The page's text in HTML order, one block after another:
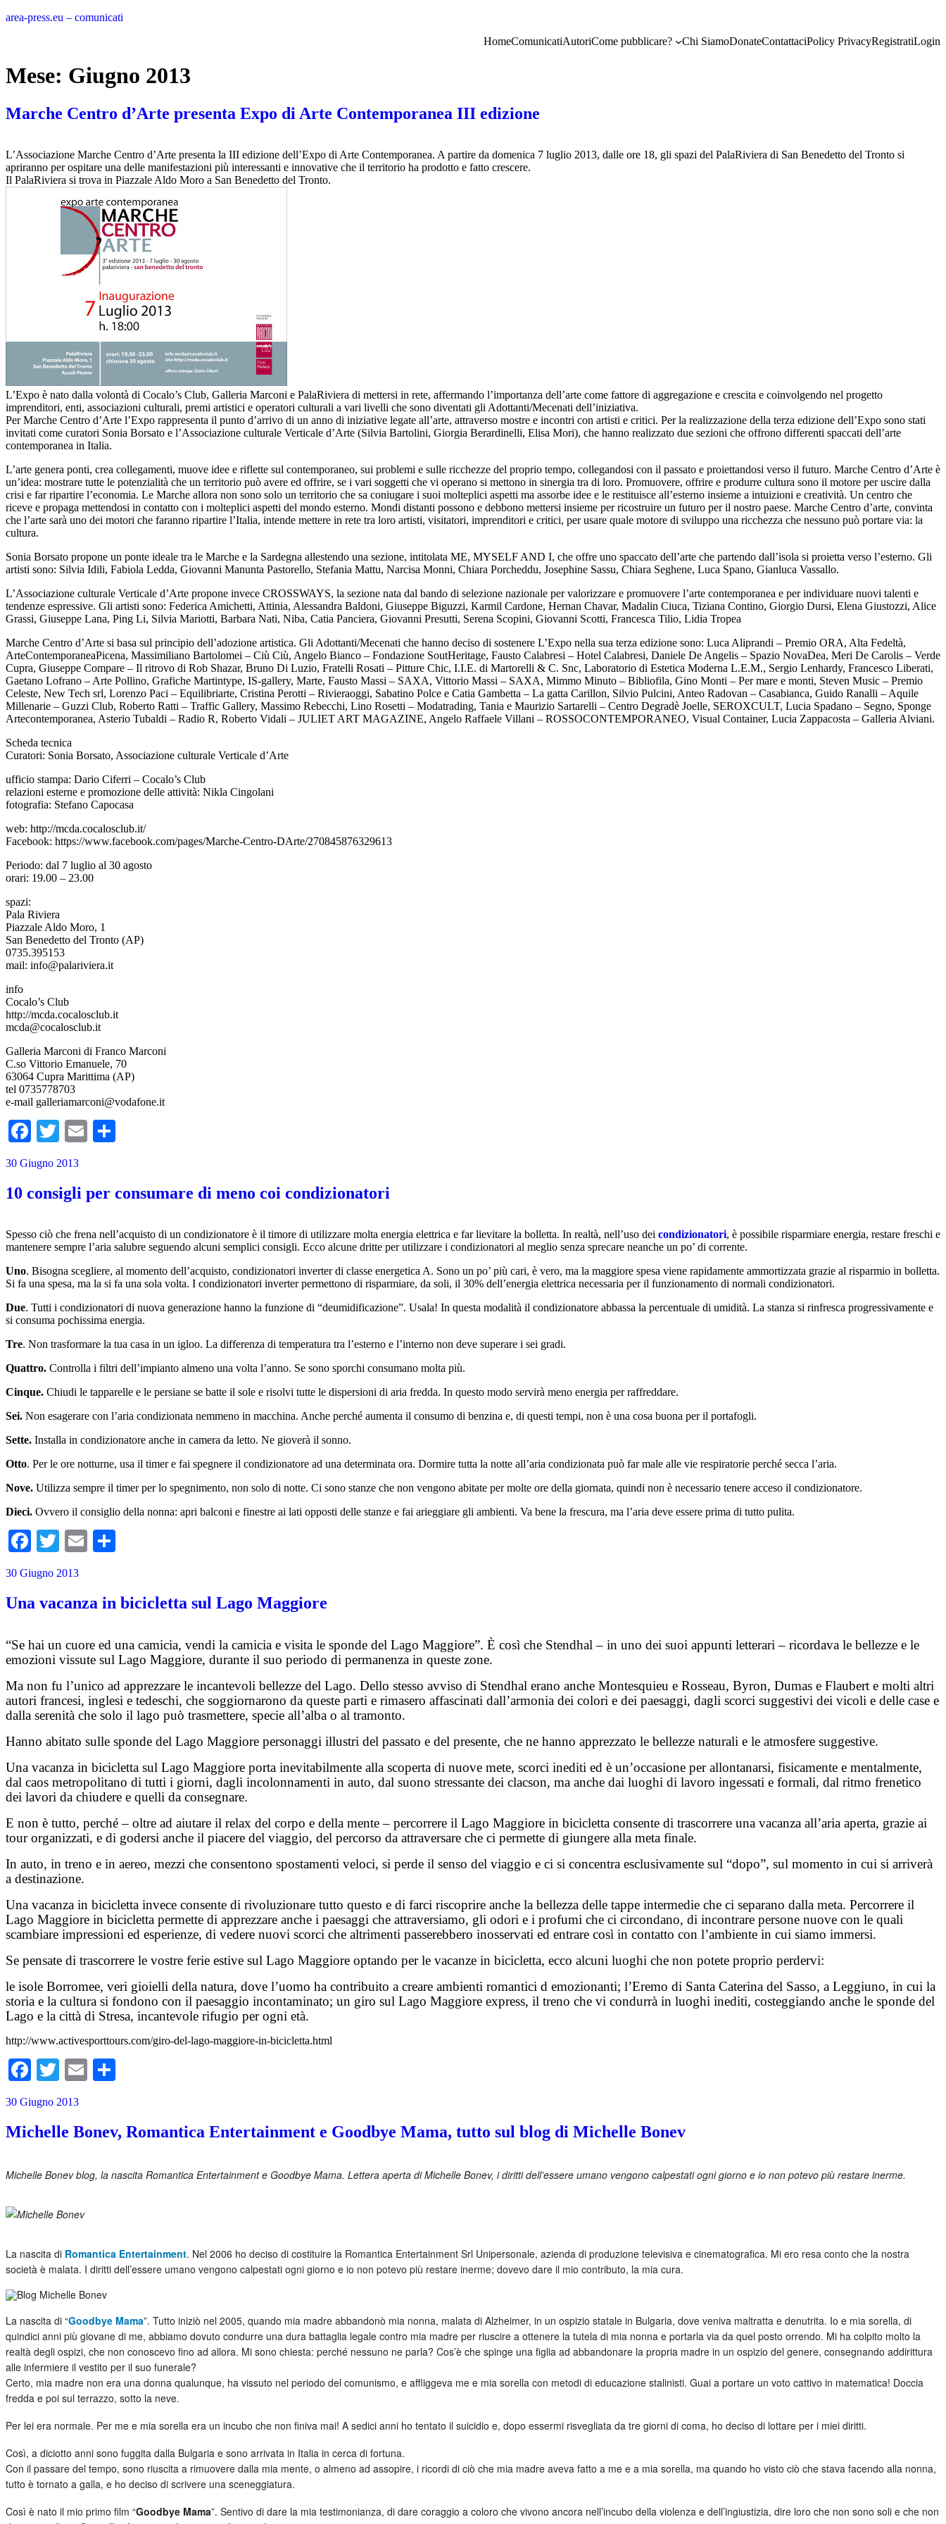
Vai
area-press.eu – comunicati
HomeComunicatiAutoriCome pubblicare? Chi SiamoDonateContattaciPolicy PrivacyRegistratiLogin
Mese: Giugno 2013
Marche Centro d’Arte presenta Expo di Arte Contemporanea III edizione
L’Associazione Marche Centro d’Arte presenta la III edizione dell’Expo di Arte Contemporanea. A partire da domenica 7 luglio 2013, dalle ore 18, gli spazi del PalaRiviera di San Benedetto del Tronto si
apriranno per ospitare una delle manifestazioni più interessanti e innovative che il territorio ha prodotto e fatto crescere.
Il PalaRiviera si trova in Piazzale Aldo Moro a San Benedetto del Tronto.
L’Expo è nato dalla volontà di Cocalo’s Club, Galleria Marconi e PalaRiviera di mettersi in rete, affermando l’importanza dell’arte come fattore di aggregazione e crescita e coinvolgendo nel progetto
imprenditori, enti, associazioni culturali, premi artistici e operatori culturali a vari livelli che sono diventati gli Adottanti/Mecenati dell’iniziativa.
Per Marche Centro d’Arte l’Expo rappresenta il punto d’arrivo di un anno di iniziative legate all’arte, attraverso mostre e incontri con artisti e critici. Per la realizzazione della terza edizione dell’Expo sono stati
invitati come curatori Sonia Borsato e l’Associazione culturale Verticale d’Arte (Silvia Bartolini, Giorgia Berardinelli, Elisa Mori), che hanno realizzato due sezioni che offrono differenti spaccati dell’arte
contemporanea in Italia.
L’arte genera ponti, crea collegamenti, muove idee e riflette sul contemporaneo, sui problemi e sulle ricchezze del proprio tempo, collegandosi con il passato e proiettandosi verso il futuro. Marche Centro d’Arte è
un’idea: mostrare tutte le potenzialità che un territorio può avere ed offrire, se i vari soggetti che vi operano si mettono in sinergia tra di loro. Promuovere, offrire e produrre cultura sono il motore per uscire dalla
crisi e far ripartire l’economia. Le Marche allora non sono solo un territorio che sa coniugare i suoi molteplici aspetti ma assorbe idee e le restituisce all’esterno insieme a intuizioni e creatività. Un centro che
riceve e propaga mettendosi in contatto con i molteplici aspetti del mondo esterno. Mondi distanti possono e debbono mettersi insieme per ricostruire un futuro per il nostro paese. Marche Centro d’arte, convinta
che l’arte sarà uno dei motori che faranno ripartire l’Italia, intende mettere in rete tra loro artisti, visitatori, imprenditori e critici, per usare quale motore di sviluppo una ricchezza che nessuno può portare via: la
cultura.
Sonia Borsato propone un ponte ideale tra le Marche e la Sardegna allestendo una sezione, intitolata ME, MYSELF AND I, che offre uno spaccato dell’arte che partendo dall’isola si proietta verso l’esterno. Gli
artisti sono: Silvia Idili, Fabiola Ledda, Giovanni Manunta Pastorello, Stefania Mattu, Narcisa Monni, Chiara Porcheddu, Josephine Sassu, Chiara Seghene, Luca Spano, Gianluca Vassallo.
L’Associazione culturale Verticale d’Arte propone invece CROSSWAYS, la sezione nata dal bando di selezione nazionale per valorizzare e promuovere l’arte contemporanea e per individuare nuovi talenti e
tendenze espressive. Gli artisti sono: Federica Amichetti, Attinia, Alessandra Baldoni, Giuseppe Biguzzi, Karmil Cardone, Hernan Chavar, Madalin Ciuca, Tiziana Contino, Giorgio Dursi, Elena Giustozzi, Alice
Grassi, Giuseppe Lana, Ping Li, Silvia Mariotti, Barbara Nati, Niba, Catia Panciera, Giovanni Presutti, Serena Scopini, Giovanni Scotti, Francesca Tilio, Lidia Tropea
Marche Centro d’Arte si basa sul principio dell’adozione artistica. Gli Adottanti/Mecenati che hanno deciso di sostenere L’Expo nella sua terza edizione sono: Luca Aliprandi – Premio ORA, Alta Fedeltà,
ArteContemporaneaPicena, Massimiliano Bartolomei – Ciù Ciù, Angelo Bianco – Fondazione SoutHeritage, Fausto Calabresi – Hotel Calabresi, Daniele De Angelis – Spazio NovaDea, Meri De Carolis – Verde
Cupra, Giuseppe Compare – Il ritrovo di Rob Shazar, Bruno Di Luzio, Fratelli Rosati – Pitture Chic, I.I.E. di Martorelli & C. Snc, Laboratorio di Estetica Moderna L.E.M., Sergio Lenhardy, Francesco Liberati,
Gaetano Lofrano – Arte Pollino, Grafiche Martintype, IS-gallery, Marte, Fausto Massi – SAXA, Vittorio Massi – SAXA, Mimmo Minuto – Bibliofila, Gino Monti – Per mare e monti, Steven Music – Premio
Celeste, New Tech srl, Lorenzo Paci – Equilibriarte, Cristina Perotti – Rivieraoggi, Sabatino Polce e Catia Gambetta – La gatta Carillon, Silvio Pulcini, Anteo Radovan – Casabianca, Guido Ranalli – Aquile
Millenarie – Guzzi Club, Roberto Ratti – Traffic Gallery, Massimo Rebecchi, Lino Rosetti – Modatrading, Tania e Maurizio Sartarelli – Centro Degradè Joelle, SEROXCULT, Lucia Spadano – Segno, Sponge
Artecontemporanea, Asterio Tubaldi – Radio R, Roberto Vidali – JULIET ART MAGAZINE, Angelo Raffaele Villani – ROSSOCONTEMPORANEO, Visual Container, Lucia Zappacosta – Galleria Alviani.
Scheda tecnica
Curatori: Sonia Borsato, Associazione culturale Verticale d’Arte
ufficio stampa: Dario Ciferri – Cocalo’s Club
relazioni esterne e promozione delle attività: Nikla Cingolani
fotografia: Stefano Capocasa
web: http://mcda.cocalosclub.it/
Facebook: https://www.facebook.com/pages/Marche-Centro-DArte/270845876329613
Periodo: dal 7 luglio al 30 agosto
orari: 19.00 – 23.00
spazi:
Pala Riviera
Piazzale Aldo Moro, 1
San Benedetto del Tronto (AP)
0735.395153
mail: info@palariviera.it
info
Cocalo’s Club
http://mcda.cocalosclub.it
mcda@cocalosclub.it
Galleria Marconi di Franco Marconi
C.so Vittorio Emanuele, 70
63064 Cupra Marittima (AP)
tel 0735778703
e-mail galleriamarconi@vodafone.it
Facebook
TwitterEmail
30 Giugno 2013
10 consigli per consumare di meno coi condizionatori
Spesso ciò che frena nell’acquisto di un condizionatore è il timore di utilizzare molta energia elettrica e far lievitare la bolletta. In realtà, nell’uso dei condizionatori, è possibile risparmiare energia, restare freschi e
mantenere sempre l’aria salubre seguendo alcuni semplici consigli. Ecco alcune dritte per utilizzare i condizionatori al meglio senza sprecare neanche un po’ di corrente.
Uno. Bisogna scegliere, al momento dell’acquisto, condizionatori inverter di classe energetica A. Sono un po’ più cari, è vero, ma la maggiore spesa viene rapidamente ammortizzata grazie al risparmio in bolletta.
Si fa una spesa, ma la si fa una sola volta. I condizionatori inverter permettono di risparmiare, da soli, il 30% dell’energia elettrica necessaria per il funzionamento di normali condizionatori.
Due. Tutti i condizionatori di nuova generazione hanno la funzione di “deumidificazione”. Usala! In questa modalità il condizionatore abbassa la percentuale di umidità. La stanza si rinfresca progressivamente e
si consuma pochissima energia.
Tre. Non trasformare la tua casa in un igloo. La differenza di temperatura tra l’esterno e l’interno non deve superare i sei gradi.
Quattro. Controlla i filtri dell’impianto almeno una volta l’anno. Se sono sporchi consumano molta più.
Cinque. Chiudi le tapparelle e le persiane se batte il sole e risolvi tutte le dispersioni di aria fredda. In questo modo servirà meno energia per raffreddare.
Sei. Non esagerare con l’aria condizionata nemmeno in macchina. Anche perché aumenta il consumo di benzina e, di questi tempi, non è una cosa buona per il portafogli.
Sette. Installa in condizionatore anche in camera da letto. Ne gioverà il sonno.
Otto. Per le ore notturne, usa il timer e fai spegnere il condizionatore ad una determinata ora. Dormire tutta la notte all’aria condizionata può far male alle vie respiratorie perché secca l’aria.
Nove. Utilizza sempre il timer per lo spegnimento, non solo di notte. Ci sono stanze che non vengono abitate per molte ore della giornata, quindi non è necessario tenere acceso il condizionatore.
Dieci. Ovvero il consiglio della nonna: apri balconi e finestre ai lati opposti delle stanze e fai arieggiare gli ambienti. Va bene la frescura, ma l’aria deve essere prima di tutto pulita.
Facebook
Twitter
Email
30 Giugno 2013
Una vacanza in bicicletta sul Lago Maggiore
“Se hai un cuore ed una camicia, vendi la camicia e visita le sponde del Lago Maggiore”. È così che Stendhal – in uno dei suoi appunti letterari – ricordava le bellezze e le
emozioni vissute sul Lago Maggiore, durante il suo periodo di permanenza in queste zone.
Ma non fu l’unico ad apprezzare le incantevoli bellezze del Lago. Dello stesso avviso di Stendhal erano anche Montesquieu e Rosseau, Byron, Dumas e Flaubert e molti altri
autori francesi, inglesi e tedeschi, che soggiornarono da queste parti e rimasero affascinati dall’armonia dei colori e dei paesaggi, dagli scorci suggestivi dei vicoli e delle case e
dalla serenità che solo il lago può trasmettere, specie all’alba o al tramonto.
Hanno abitato sulle sponde del Lago Maggiore personaggi illustri del passato e del presente, che ne hanno apprezzato le bellezze naturali e le atmosfere suggestive.
Una vacanza in bicicletta sul Lago Maggiore porta inevitabilmente alla scoperta di nuove mete, scorci inediti ed è un’occasione per allontanarsi, fisicamente e mentalmente,
dal caos metropolitano di tutti i giorni, dagli incolonnamenti in auto, dal suono stressante dei clacson, ma anche dai luoghi di lavoro ingessati e formali, dal ritmo frenetico
dei lavori da chiudere e quelli da consegnare.
E non è tutto, perché – oltre ad aiutare il relax del corpo e della mente – percorrere il Lago Maggiore in bicicletta consente di trascorrere una vacanza all’aria aperta, grazie ai
tour organizzati, e di godersi anche il piacere del viaggio, del percorso da attraversare che ci permette di giungere alla meta finale.
In auto, in treno e in aereo, mezzi che consentono spostamenti veloci, si perde il senso del viaggio e ci si concentra esclusivamente sul “dopo”, sul momento in cui si arriverà
a destinazione.
Una vacanza in bicicletta invece consente di rivoluzionare tutto questo e di farci riscoprire anche la bellezza delle tappe intermedie che ci separano dalla meta. Percorrere il
Lago Maggiore in bicicletta permette di apprezzare anche i paesaggi che attraversiamo, gli odori e i profumi che ci circondano, di incontrare persone nuove con le quali
scambiare impressioni ed esperienze, di vedere nuovi scorci che altrimenti passerebbero inosservati ed entrare così in contatto con l’ambiente in cui siamo immersi.
Se pensate di trascorrere le vostre ferie estive sul Lago Maggiore optando per le vacanze in bicicletta, ecco alcuni luoghi che non potete proprio perdervi:
le isole Borromee, veri gioielli della natura, dove l’uomo ha contribuito a creare ambienti romantici d emozionanti; l’Eremo di Santa Caterina del Sasso, a Leggiuno, in cui la
storia e la cultura si fondono con il paesaggio incontaminato; un giro sul Lago Maggiore express, il treno che vi condurrà in luoghi inediti, costeggiando anche le sponde del
Lago e la città di Stresa, incantevole rifugio per ogni età.
http://www.activesporttours.com/giro-del-lago-maggiore-in-bicicletta.html
Facebook
TwitterEmail
30 Giugno 2013
Michelle Bonev, Romantica Entertainment e Goodbye Mama, tutto sul blog di Michelle Bonev
Michelle Bonev blog, la nascita Romantica Entertainment e Goodbye Mama. Lettera aperta di Michelle Bonev, i diritti dell’essere umano vengono calpestati ogni giorno e io non potevo più restare inerme.
La nascita di Romantica Entertainment. Nel 2006 ho deciso di costituire la Romantica Entertainment Srl Unipersonale, azienda di produzione televisiva e cinematografica. Mi ero resa conto che la nostra
società è malata. I diritti dell’essere umano vengono calpestati ogni giorno e io non potevo più restare inerme; dovevo dare il mio contributo, la mia cura.
La nascita di “Goodbye Mama”. Tutto iniziò nel 2005, quando mia madre abbandonò mia nonna, malata di Alzheimer, in un ospizio statale in Bulgaria, dove veniva maltratta e denutrita. Io e mia sorella, di
quindici anni più giovane di me, abbiamo dovuto condurre una dura battaglia legale contro mia madre per riuscire a ottenere la tutela di mia nonna e portarla via da quel posto orrendo. Mi ha colpito molto la
realtà degli ospizi, che non conoscevo fino ad allora. Mi sono chiesta: perché nessuno ne parla? Cos’è che spinge una figlia ad abbandonare la propria madre in un ospizio del genere, consegnando addirittura
alle infermiere il vestito per il suo funerale?
Certo, mia madre non era una donna qualunque, ha vissuto nel periodo del comunismo, e affliggeva me e mia sorella con metodi di educazione stalinisti. Guai a portare un voto cattivo in matematica! Doccia
fredda e poi sul terrazzo, sotto la neve.
Per lei era normale. Per me e mia sorella era un incubo che non finiva mai! A sedici anni ho tentato il suicidio e, dopo essermi risvegliata da tre giorni di coma, ho deciso di lottare per i miei diritti.
Così, a diciotto anni sono fuggita dalla Bulgaria e sono arrivata in Italia in cerca di fortuna.
Con il passare del tempo, sono riuscita a rimuovere dalla mia mente, o almeno ad assopire, i ricordi di ciò che mia madre aveva fatto a me e a mia sorella, ma quando ho visto ciò che stava facendo alla nonna,
tutto è tornato a galla, e ho deciso di scrivere una sceneggiatura.
Così è nato il mio primo film “Goodbye Mama”. Sentivo di dare la mia testimonianza, di dare coraggio a coloro che vivono ancora nell’incubo della violenza e dell’ingiustizia, dire loro che non sono soli e che non